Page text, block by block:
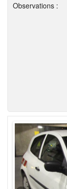
Observations :